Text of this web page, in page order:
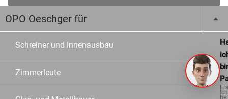
OPO Oeschger für
Schreiner und Innenausbau
Zimmerleute
Ich